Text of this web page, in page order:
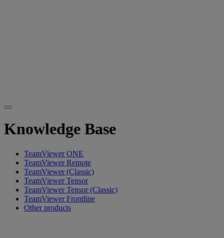
Knowledge Base
TeamViewer ONE
TeamViewer Remote
TeamViewer (Classic)
TeamViewer Tensor
TeamViewer Tensor (Classic)
TeamViewer Frontline
Other products